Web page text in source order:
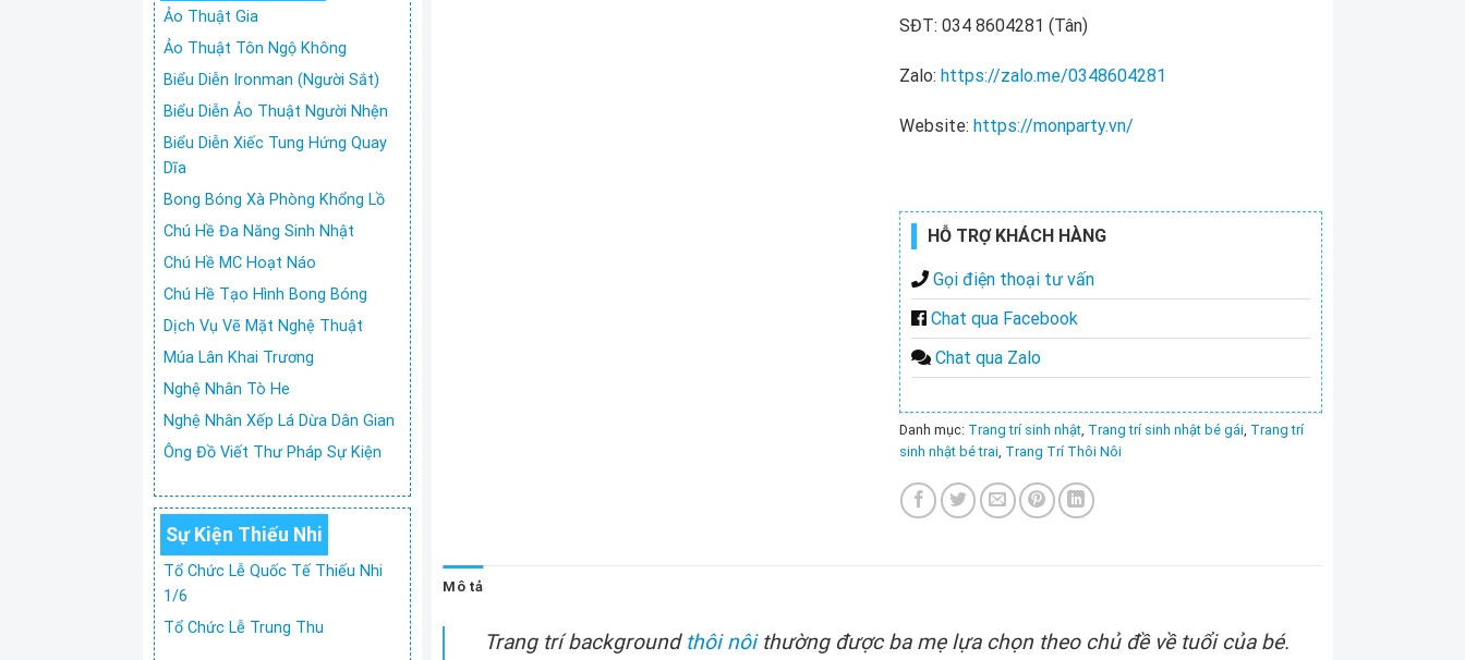
Ảo Thuật Gia
Ảo Thuật Tôn Ngộ Không
Biểu Diễn Ironman (Người Sắt)
Biểu Diễn Ảo Thuật Người Nhện
Biểu Diễn Xiếc Tung Hứng Quay
Dĩa
Bong Bóng Xà Phòng Khổng Lồ
Chú Hề Đa Năng Sinh Nhật
Chú Hề MC Hoạt Náo
Chú Hề Tạo Hình Bong Bóng
Dịch Vụ Vẽ Mặt Nghệ Thuật
Múa Lân Khai Trương
Nghệ Nhân Tò He
Nghệ Nhân Xếp Lá Dừa Dân Gian
Ông Đồ Viết Thư Pháp Sự Kiện
Sự Kiện Thiếu Nhi
Tổ Chức Lễ Quốc Tế Thiếu Nhi
1/6
Tổ Chức Lễ Trung Thu
SĐT: 034 8604281 (Tân)
Zalo: https://zalo.me/0348604281
Website: https://monparty.vn/
HỖ TRỢ KHÁCH HÀNG
Gọi điện thoại tư vấn
Chat qua Facebook
Chat qua Zalo
Danh mục: Trang trí sinh nhật, Trang trí sinh nhật bé gái, Trang trí
sinh nhật bé trai, Trang Trí Thôi Nôi
Mô tả
Trang trí background thôi nôithường được ba mẹ lựa chọn theo chủ đề về tuổi của bé.